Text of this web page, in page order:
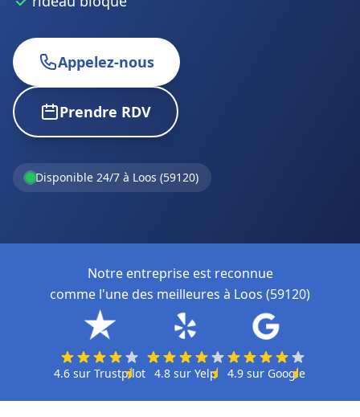
Appelez-nous
Prendre RDV
Disponible 24/7 à Loos (59120)
Notre entreprise est reconnue
comme l'une des meilleures à Loos (59120)
4.6 sur Trustpilot 4.8 sur Yelp 4.9sur Google